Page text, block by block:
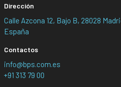
Dirección
Calle Azcona 12, Bajo B, 28028
España
Contactos
info@bps.com.es
+91 313 79 00